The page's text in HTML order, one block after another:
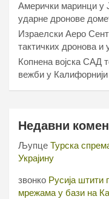
Амерички маринци у
ударне дронове
Израелски Аеро
тактичких дронова
Копнена војска САД
вежби у Калифорнији
Недавни
Љупце Турска
Украјину
звонко Русија штити
мрежама у бази на